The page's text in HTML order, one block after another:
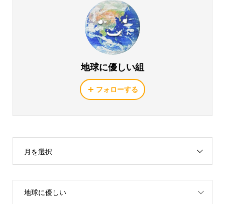
地球に優しい組
フォローする
月を選択
地球に優しい